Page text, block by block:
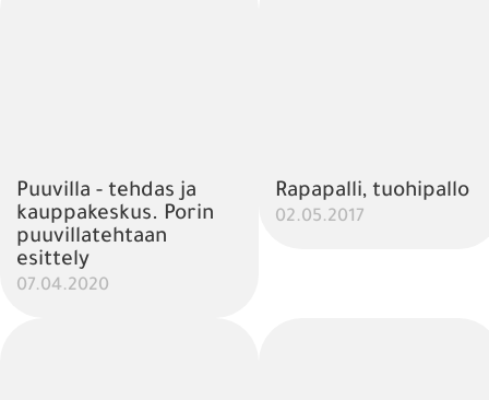
Puuvilla - tehdas ja
kauppakeskus. Porin
puuvillatehtaan
esittely
07.04.2020
Rapapalli, tuohipallo
02.05.2017